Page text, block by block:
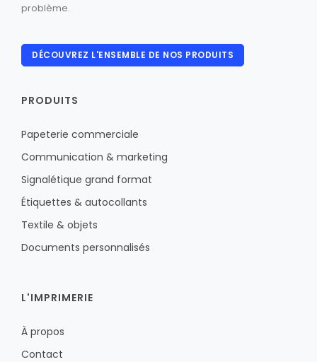
problème.
DÉCOUVREZ L'ENSEMBLE DE NOS PRODUITS
PRODUITS
Papeterie commerciale
Communication & marketing
Signalétique grand format
Étiquettes & autocollants
Textile & objets
Documents personnalisés
L'IMPRIMERIE
À propos
Contact